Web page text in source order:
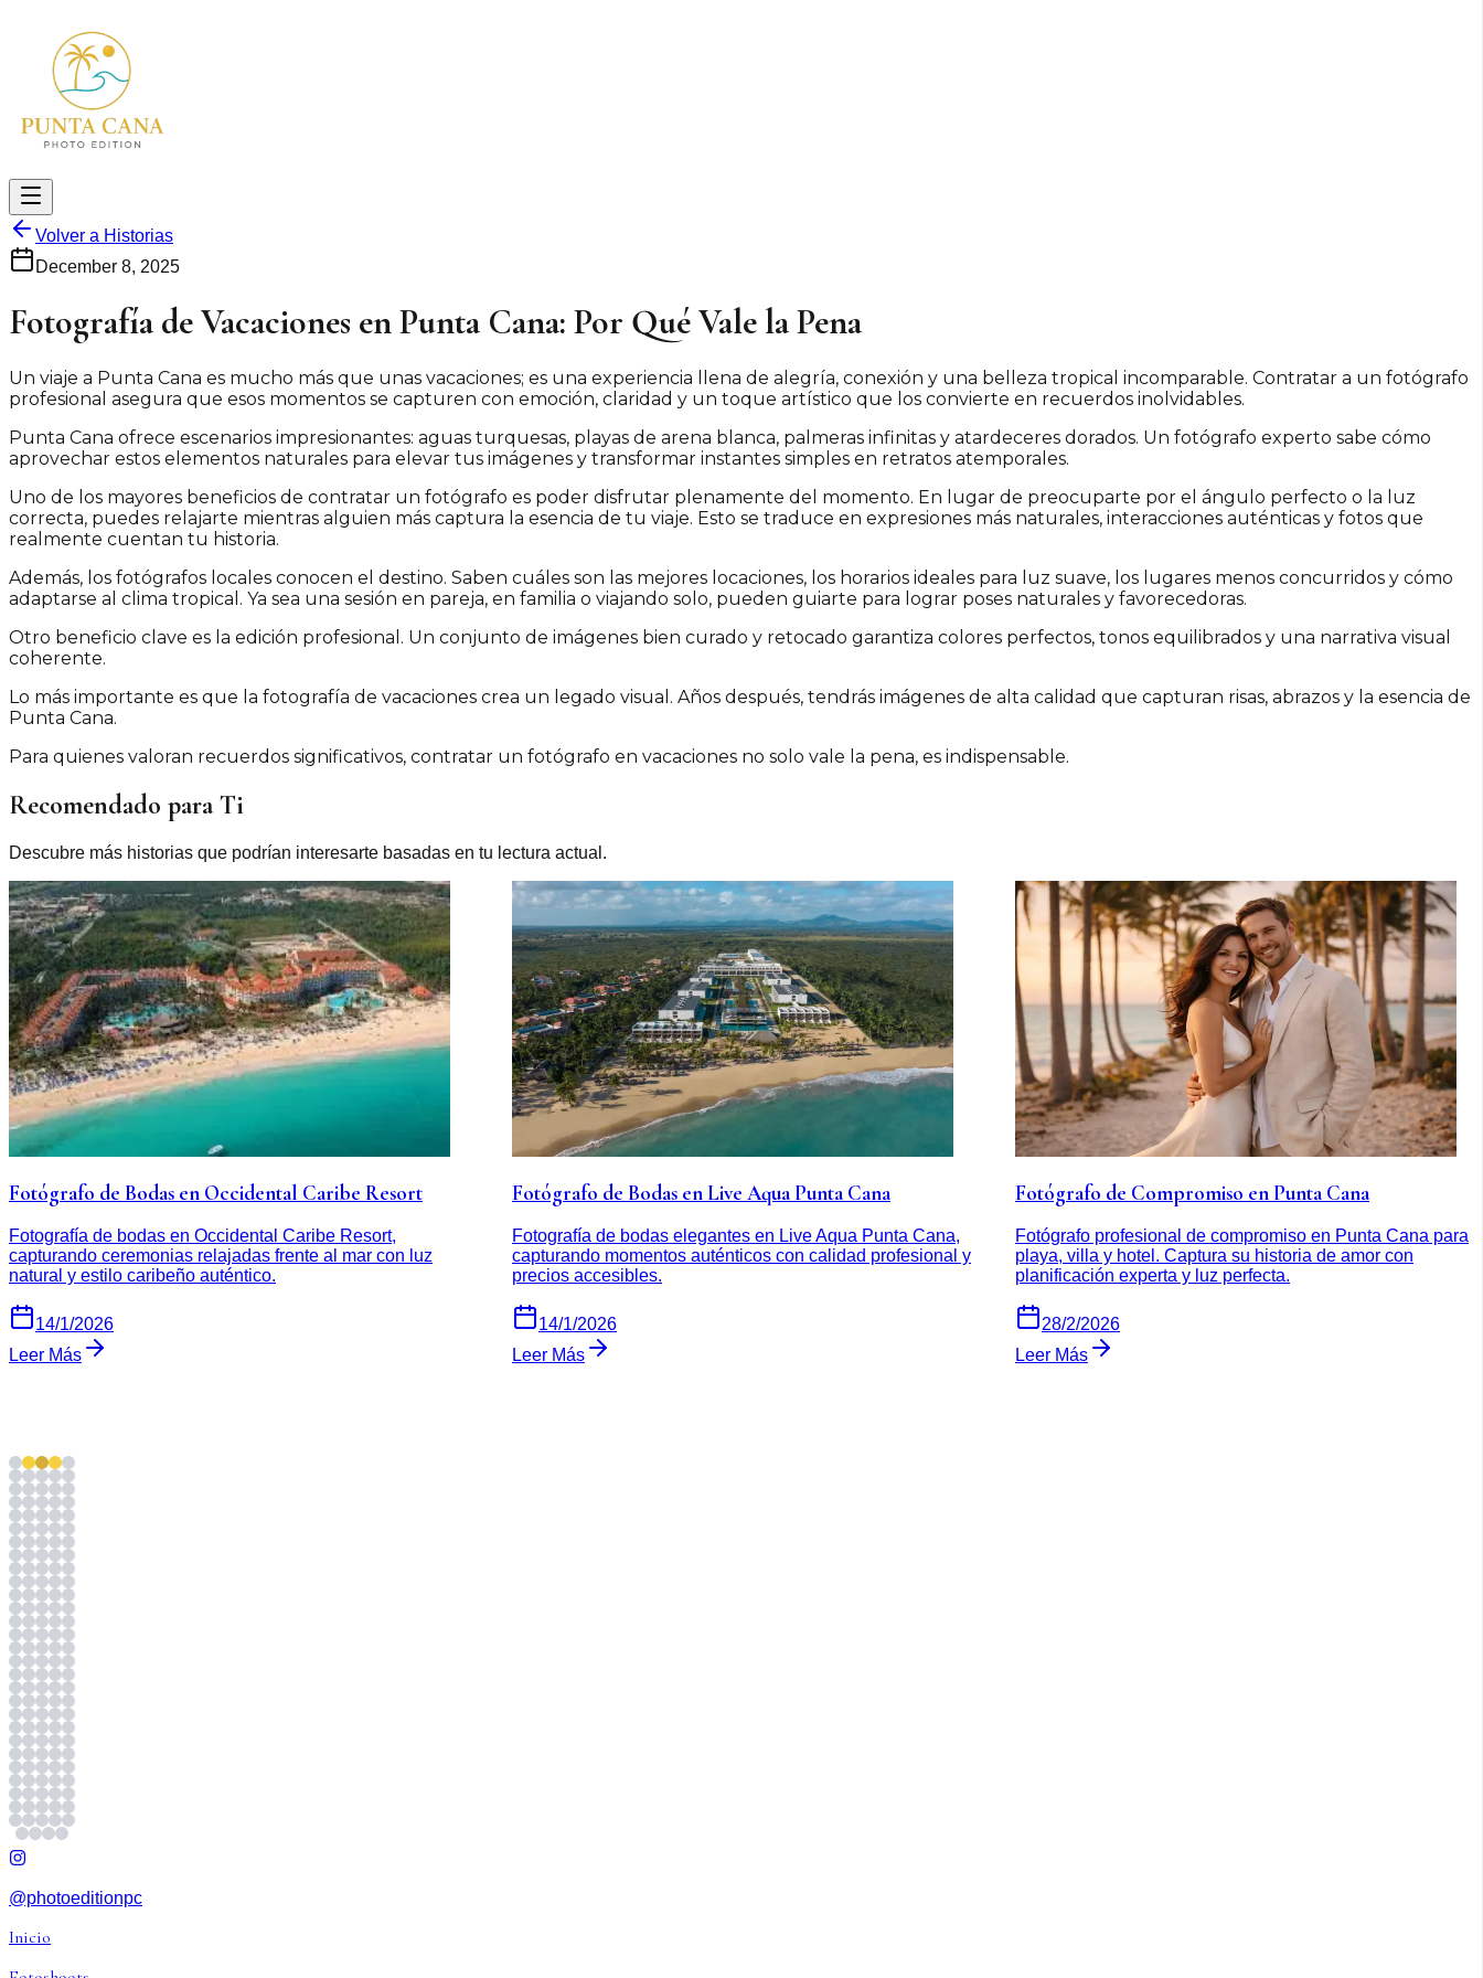
Volver a Historias
December 8, 2025
Fotografía de Vacaciones en Punta Cana: Por Qué Vale la Pena
Un viaje a Punta Cana es mucho más que unas vacaciones; es una experiencia llena de alegría, conexión y una belleza tropical incomparable. Contratar a un fotógrafo
profesional asegura que esos momentos se capturen con emoción, claridad y un toque artístico que los convierte en recuerdos inolvidables.
Punta Cana ofrece escenarios impresionantes: aguas turquesas, playas de arena blanca, palmeras infinitas y atardeceres dorados. Un fotógrafo experto sabe cómo
aprovechar estos elementos naturales para elevar tus imágenes y transformar instantes simples en retratos atemporales.
Uno de los mayores beneficios de contratar un fotógrafo es poder disfrutar plenamente del momento. En lugar de preocuparte por el ángulo perfecto o la luz
correcta, puedes relajarte mientras alguien más captura la esencia de tu viaje. Esto se traduce en expresiones más naturales, interacciones auténticas y fotos que
realmente cuentan tu historia.
Además, los fotógrafos locales conocen el destino. Saben cuáles son las mejores locaciones, los horarios ideales para luz suave, los lugares menos concurridos y cómo
adaptarse al clima tropical. Ya sea una sesión en pareja, en familia o viajando solo, pueden guiarte para lograr poses naturales y favorecedoras.
Otro beneficio clave es la edición profesional. Un conjunto de imágenes bien curado y retocado garantiza colores perfectos, tonos equilibrados y una narrativa visual
coherente.
Lo más importante es que la fotografía de vacaciones crea un legado visual. Años después, tendrás imágenes de alta calidad que capturan risas, abrazos y la esencia de
Punta Cana.
Para quienes valoran recuerdos significativos, contratar un fotógrafo en vacaciones no solo vale la pena, es indispensable.
Recomendado para Ti
Descubre más historias que podrían interesarte basadas en tu lectura actual.
Fotógrafo de Bodas en Occidental Caribe Resort
Fotografía de bodas en Occidental Caribe Resort,
capturando ceremonias relajadas frente al mar con luz
natural y estilo caribeño auténtico.
14/1/2026
Leer Más
Fotógrafo de Bodas en Live Aqua Punta Cana
Fotografía de bodas elegantes en Live Aqua Punta Cana,
capturando momentos auténticos con calidad profesional y
precios accesibles.
14/1/2026
Leer Más
Fotógrafo de Compromiso en Punta Cana
Fotógrafo profesional de compromiso en Punta Cana para
playa, villa y hotel. Captura su historia de amor con
planificación experta y luz perfecta.
28/2/2026
Leer Más
@photoeditionpc
Inicio